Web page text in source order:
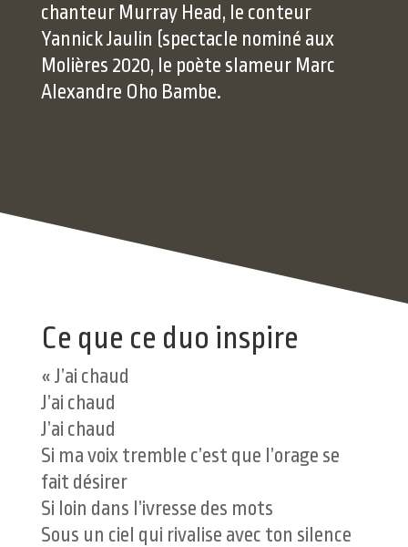
chanteur Murray Head, le conteur
Yannick Jaulin (spectacle nominé aux
Molières 2020, le poète slameur Marc
Alexandre Oho Bambe.
Ce que ce duo inspire
« J’ai chaud
J’ai chaud
J’ai chaud
Si ma voix tremble c’est que l’orage se
fait désirer
Si loin dans l’ivresse des mots
Sous un ciel qui rivalise avec ton silence